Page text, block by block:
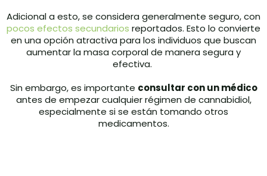
Adicional a esto, se considera generalmente seguro, con
pocos efectos secundarios reportados. Esto lo convierte
en una opción atractiva para los individuos que buscan
aumentar la masa corporal de manera segura y
efectiva.
Sin embargo, es importante consultar con un médico
antes de empezar cualquier régimen de cannabidiol,
especialmente si se están tomando otros
medicamentos.